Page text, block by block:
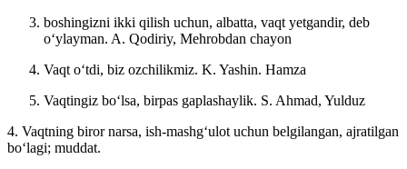
boshingizni ikki qilish uchun, albatta, vaqt yetgandir, deb
oʻylayman. A. Qodiriy, Mehrobdan chayon
Vaqt oʻtdi, biz ozchilikmiz. K. Yashin. Hamza
Vaqtingiz boʻlsa, birpas gaplashaylik. S. Ahmad, Yulduz
4. Vaqtning biror narsa, ish-mashgʻulot uchun belgilangan, ajratilgan
boʻlagi; muddat.